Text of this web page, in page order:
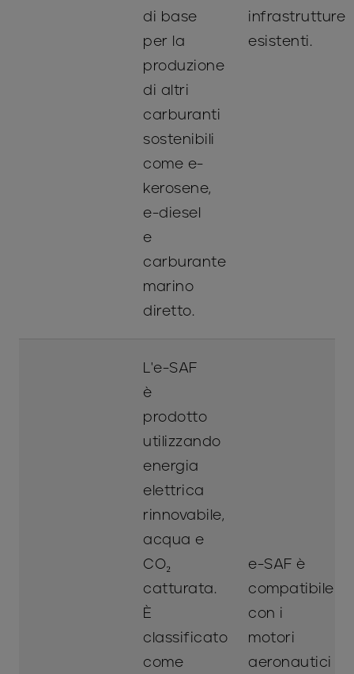
di base
per la
produzione
di altri
carburanti
sostenibili
come e-
kerosene,
e-diesel
e
carburante
marino
diretto.
infrastrutture
esistenti.
L'e-SAF
è
prodotto
utilizzando
energia
elettrica
rinnovabile,
acqua e
CO₂
catturata.
È
classificato
come
e-SAF è
compatibile
con i
motori
aeronautici